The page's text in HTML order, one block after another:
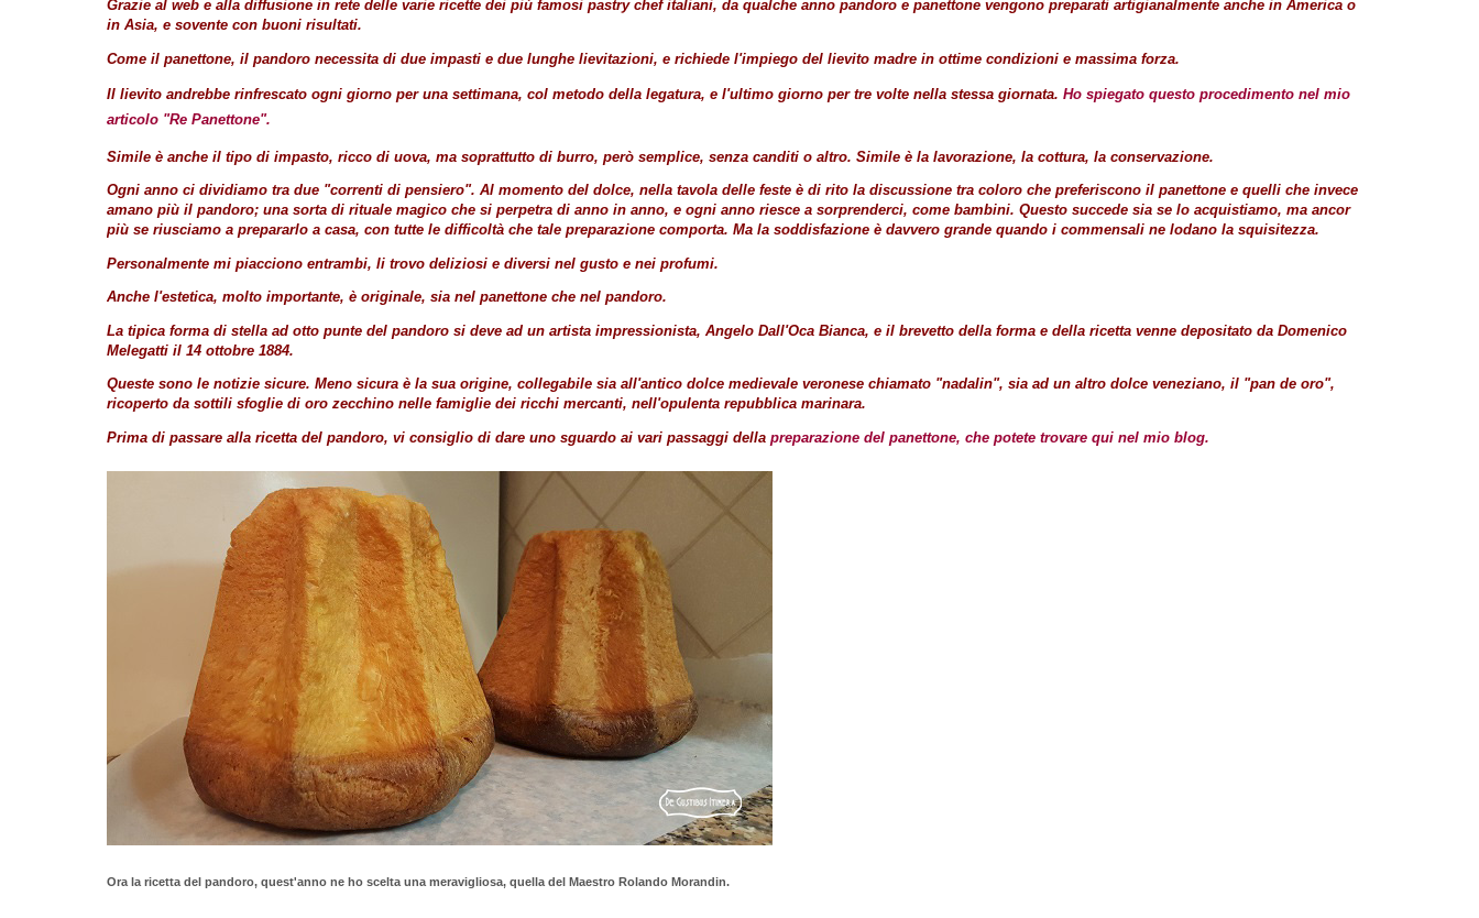
Grazie al web e alla diffusione in rete delle varie ricette dei più famosi pastry chef italiani, da qualche anno pandoro e panettone vengono preparati artigianalmente anche in America o
in Asia, e sovente con buoni risultati.
Come il panettone, il pandoro necessita di due impasti e due lunghe lievitazioni, e richiede l'impiego del lievito madre in ottime condizioni e massima forza.
Il lievito andrebbe rinfrescato ogni giorno per una settimana, col metodo della legatura, e l'ultimo giorno per tre volte nella stessa giornata. Ho spiegato questo procedimento nel mio
articolo "Re Panettone".
Simile è anche il tipo di impasto, ricco di uova, ma soprattutto di burro, però semplice, senza canditi o altro. Simile è la lavorazione, la cottura, la conservazione.
Ogni anno ci dividiamo tra due "correnti di pensiero". Al momento del dolce, nella tavola delle feste è di rito la discussione tra coloro che preferiscono il panettone e quelli che invece
amano più il pandoro; una sorta di rituale magico che si perpetra di anno in anno, e ogni anno riesce a sorprenderci, come bambini. Questo succede sia se lo acquistiamo, ma ancor
più se riusciamo a prepararlo a casa, con tutte le difficoltà che tale preparazione comporta. Ma la soddisfazione è davvero grande quando i commensali ne lodano la squisitezza.
Personalmente mi piacciono entrambi, li trovo deliziosi e diversi nel gusto e nei profumi.
Anche l'estetica, molto importante, è originale, sia nel panettone che nel pandoro.
La tipica forma di stella ad otto punte del pandoro si deve ad un artista impressionista, Angelo Dall'Oca Bianca, e il brevetto della forma e della ricetta venne depositato da Domenico
Melegatti il 14 ottobre 1884.
Queste sono le notizie sicure. Meno sicura è la sua origine, collegabile sia all'antico dolce medievale veronese chiamato "nadalin", sia ad un altro dolce veneziano, il "pan de oro",
ricoperto da sottili sfoglie di oro zecchino nelle famiglie dei ricchi mercanti, nell'opulenta repubblica marinara.
Prima di passare alla ricetta del pandoro, vi consiglio di dare uno sguardo ai vari passaggi della preparazione del panettone, che potete trovare qui nel mio blog.
Ora la ricetta del pandoro, quest'anno ne ho scelta una meravigliosa, quella del Maestro Rolando Morandin.